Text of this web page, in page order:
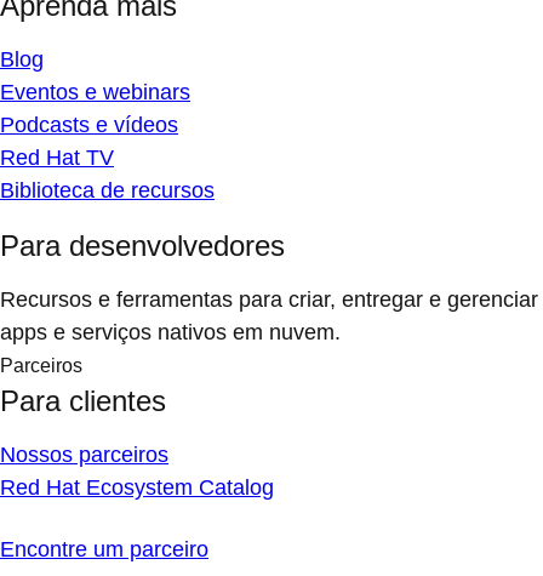
Blog
Eventos e webinars
Podcasts e vídeos
Red Hat TV
Biblioteca de recursos
Para desenvolvedores
Recursos e ferramentas para criar, entregar e gerenciar
apps e serviços nativos em nuvem.
Parceiros
Para clientes
Nossos parceiros
Red Hat Ecosystem Catalog
Encontre um parceiro